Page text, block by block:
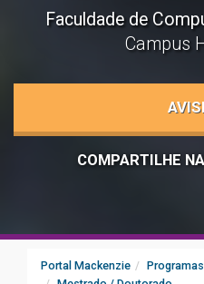
Faculdade de
Campus
COMPARTILHE
Portal Mackenzie